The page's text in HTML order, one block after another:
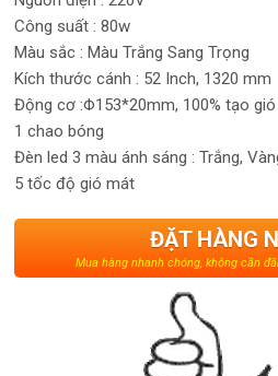
Công suất : 80w
Màu sắc : Màu Trắng Sang Trọng
Kích thước cánh : 52 Inch, 1320 mm
Động cơ :Φ153*20mm, 100% tạo
1 chao bóng
Đèn led 3 màu ánh sáng : Trắng,
5 tốc độ gió mát
ĐẶT HÀNG
Mua hàng nhanh chóng, không cần